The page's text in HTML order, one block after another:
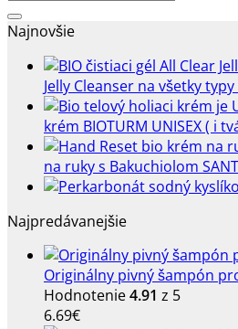
Najnovšie
Jelly Cleanser na všetky
krém BIOTURM UNISEX ( i
na ruky s Bakuchiolom
Najpredávanejšie
Originálny pivný šampón
Hodnotenie4.91 z 5
6.69€